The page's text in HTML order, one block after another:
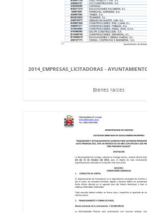
2014_EMPRESAS_LICITADORAS -
Bienes raíces